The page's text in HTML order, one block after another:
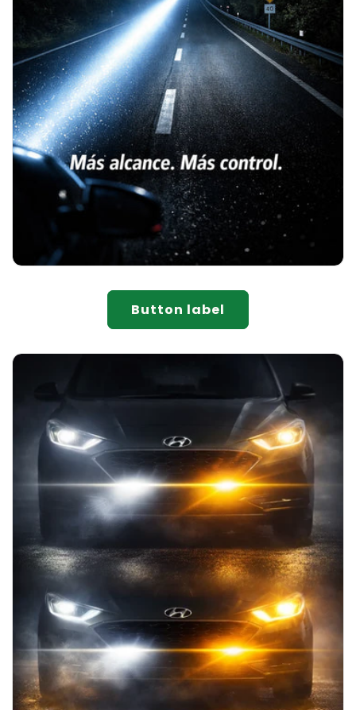
Button label